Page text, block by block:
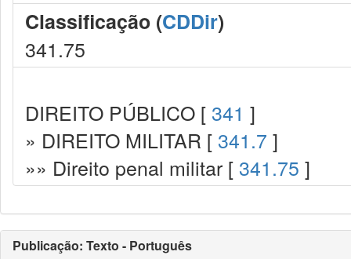
Classificação (CDDir)
341.75
DIREITO PÚBLICO [ 341 ]
» DIREITO MILITAR [ 341.7 ]
»» Direito penal militar [ 341.75 ]
Publicação: Texto - Português